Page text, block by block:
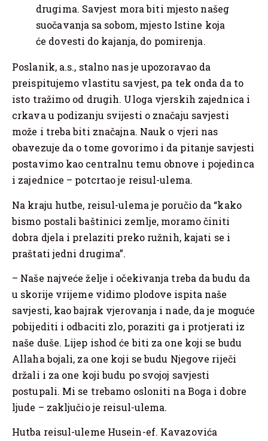
drugima. Savjest mora biti mjesto našeg
suočavanja sa sobom, mjesto Istine koja
će dovesti do kajanja, do pomirenja.
Poslanik, a.s., stalno nas je upozoravao da
preispitujemo vlastitu savjest, pa tek onda da to
isto tražimo od drugih. Uloga vjerskih zajednica i
crkava u podizanju svijesti o značaju savjesti
može i treba biti značajna. Nauk o vjeri nas
obavezuje da o tome govorimo i da pitanje savjesti
postavimo kao centralnu temu obnove i pojedinca
i zajednice – potcrtao je reisul-ulema.
Na kraju hutbe, reisul-ulema je poručio da “kako
bismo postali baštinici zemlje, moramo činiti
dobra djela i prelaziti preko ružnih, kajati se i
praštati jedni drugima”.
– Naše najveće želje i očekivanja treba da budu da
u skorije vrijeme vidimo plodove ispita naše
savjesti, kao bajrak vjerovanja i nade, da je moguće
pobijediti i odbaciti zlo, poraziti ga i protjerati iz
naše duše. Lijep ishod će biti za one koji se budu
Allaha bojali, za one koji se budu Njegove riječi
držali i za one koji budu po svojoj savjesti
postupali. Mi se trebamo osloniti na Boga i dobre
ljude – zaključio je reisul-ulema.
Hutba reisul-uleme Husein-ef. Kavazovića